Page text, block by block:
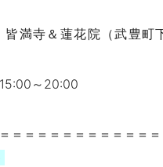
満寺＆蓮花院（武豊町
～20:00
＝＝＝＝＝＝＝＝＝＝＝＝